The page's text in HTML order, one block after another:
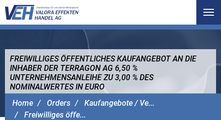
Home Orders
Kaufangebote / Ve...
Freiwilliges öffe...
FREIWILLIGES ÖFFENTLICHES KAUFANGEBOT AN DIE
INHABER DER TERRAGON AG 6,50 %
UNTERNEHMENSANLEIHE ZU 3,00 % DES
NOMINALWERTES IN EURO
VALORA EFFEKTEN HANDEL AG